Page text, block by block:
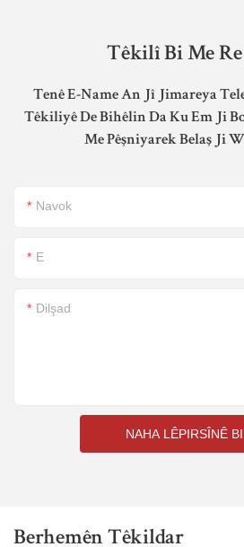
Têkilî Bi Me
Tenê E-Name An Jî Jimareya
Têkiliyê De Bihêlin Da Ku Em Ji
Me Pêşniyarek Belaş Ji
Navok
E
Dilşad
NAHA LÊPIRSÎNÊ
Berhemên Têkildar